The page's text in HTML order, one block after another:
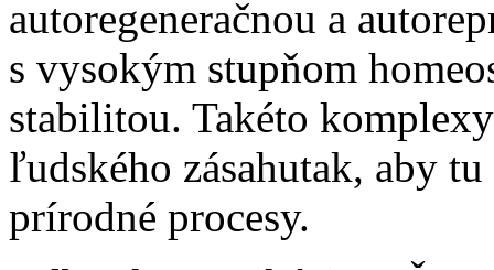
autoregeneračnou a
s vysokým stupňom
stabilitou. Takéto
ľudského zásahutak, aby
prírodné procesy.